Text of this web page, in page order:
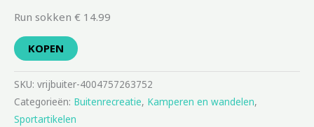
Run sokken € 14.99
KOPEN
SKU: vrijbuiter-4004757263752
Categorieën: Buitenrecreatie, Kamperen en wandelen,
Sportartikelen